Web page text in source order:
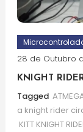
28 de Outubro
KNIGHT
Tagged
a knight rider
KITT KNIGHT